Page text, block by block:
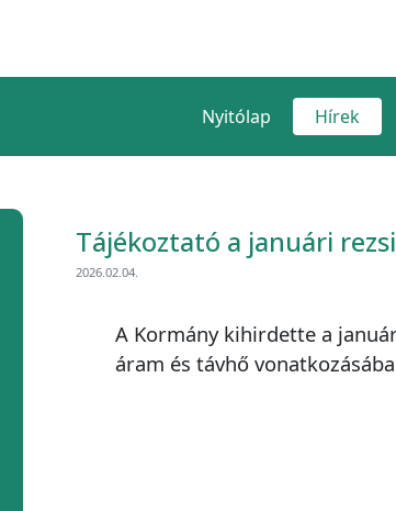
Nyitólap Hírek
Tájékoztató a januári
2026.02.04.
A Kormány kihirdette a
áram és távhő